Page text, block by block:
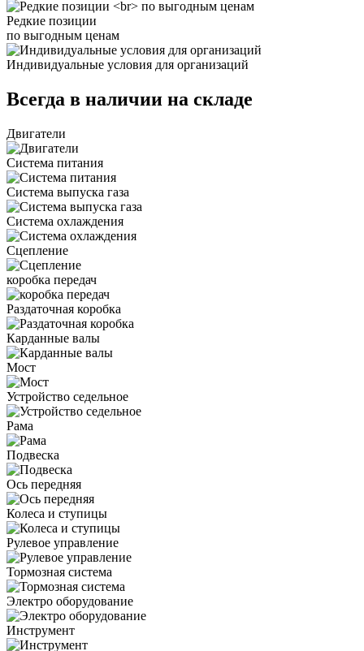
Редкие позиции
по выгодным ценам
Индивидуальные условия для организаций
Всегда в наличии на складе
Двигатели
Система питания
Система выпуска газа
Система охлаждения
Сцепление
коробка передач
Раздаточная коробка
Карданные валы
Мост
Устройство седельное
Рама
Подвеска
Ось передняя
Колеса и ступицы
Рулевое управление
Тормозная система
Электро оборудование
Инструмент